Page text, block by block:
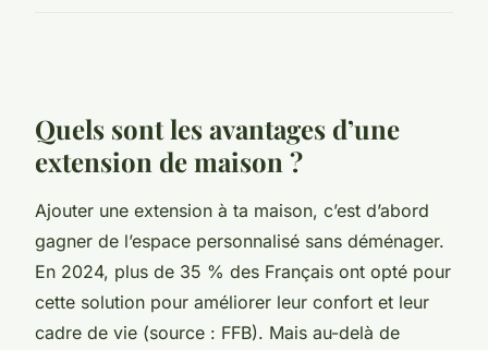
Quels sont les avantages d’une
extension de maison ?
Ajouter une extension à ta maison, c’est d’abord
gagner de l’espace personnalisé sans déménager.
En 2024, plus de 35 % des Français ont opté pour
cette solution pour améliorer leur confort et leur
cadre de vie (source : FFB). Mais au-delà de